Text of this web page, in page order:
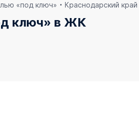
«под ключ» Краснодарский край
ключ» в ЖК